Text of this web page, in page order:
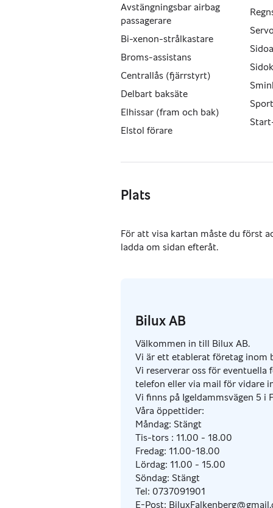
Avstängningsbar airbag
passagerare
Bi-xenon-strålkastare
Broms-assistans
Centrallås (fjärrstyrt)
Delbart baksäte
Elhissar (fram och bak)
Elstol förare
Plats
Bilux AB
Välkommen in till Bilux AB.
Vi är ett etablerat företag inom
Vi reserverar oss för eventuella
telefon eller via mail för vidare
Vi finns på Igeldammsvägen 5 i
Våra öppettider:
Måndag: Stängt
Tis-tors : 11.00 - 18.00
Fredag: 11.00-18.00
Lördag: 11.00 - 15.00
Söndag: Stängt
Tel: 0737091901
E-Post: